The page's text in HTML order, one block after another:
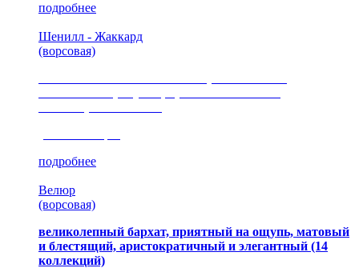
подробнее
Шенилл - Жаккард
(ворсовая)
подробнее
Велюр
(ворсовая)
великолепный бархат, приятный на ощупь, матовый
и блестящий, аристократичный и элегантный (14
коллекций)